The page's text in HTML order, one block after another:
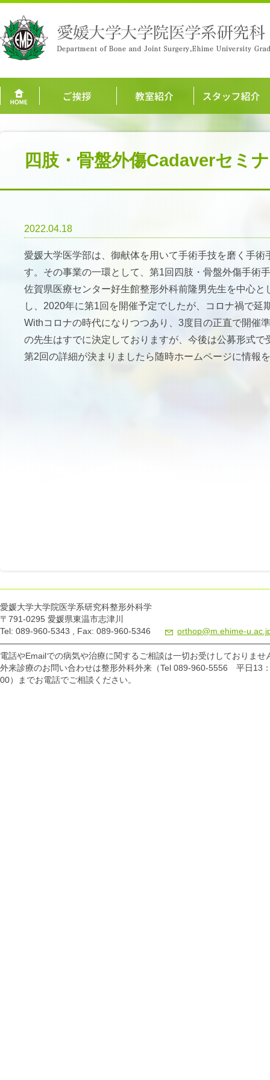
四肢・骨盤外傷Cadaverセミ
2022.04.18
愛媛大学医学部は、御献体を用いて手術手技を磨く手術
す。その事業の一環として、第1回四肢・骨盤外傷手術
佐賀県医療センター好生館整形外科前隆男先生を中心と
し、 2020年に第1回を開催予定でしたが、コロナ禍で延
Withコロナの時代になりつつあり、3度目の正直で開催
の先生はすでに決定しておりますが、今後は公募形式
第2回の詳細が決まりましたら随時ホームページに情報
愛媛大学大学院医学系研究科整形外科学
〒791-0295 愛媛県東温市志津川
Tel: 089-960-5343 , Fax: 089-960-5346
orthop@m.ehime-
電話やEmailでの病気や治療に関するご相談は一切お受けしておりませ
外来診療のお問い合わせは整形外科外来（Tel 089-960-5556 平日13
00）までお電話でご相談ください。